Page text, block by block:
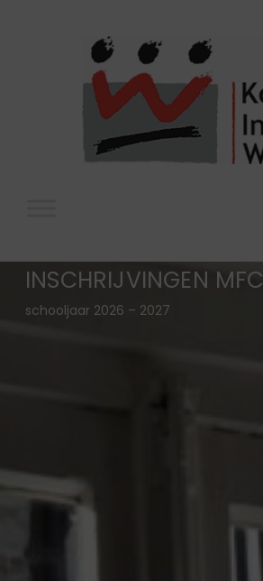
INSCHRIJVINGEN MFC
schooljaar 2026 – 2027